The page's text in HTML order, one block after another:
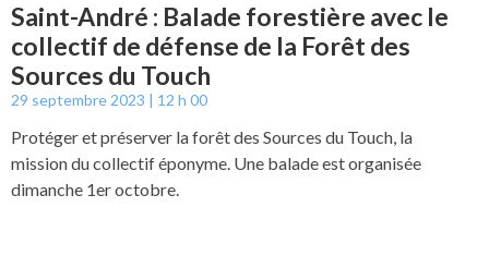
Saint-André : Balade forestière avec le
collectif de défense de la Forêt des
Sources du Touch
29 septembre 2023 12 h 00
Protéger et préserver la forêt des Sources du Touch, la
mission du collectif éponyme. Une balade est organisée
dimanche 1er octobre.